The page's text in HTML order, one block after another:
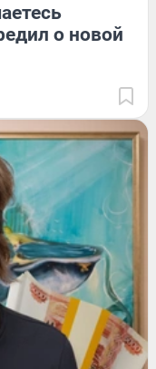
о новой